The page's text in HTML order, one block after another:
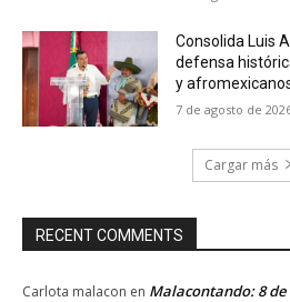
Consolida Luis
defensa
y
7 de agosto de
Cargar más
RECENT COMMENTS
Carlota malacon en Malacontando: 8